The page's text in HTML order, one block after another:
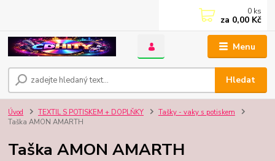
Menu
Hledat
0 ks
za 0,00 Kč
Úvod TEXTIL S POTISKEM + DOPLŇKY
Tašky - vaky s potiskem
Taška AMON AMARTH
Taška AMON AMARTH